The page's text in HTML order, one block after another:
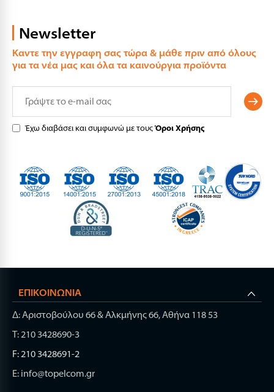
Newsletter
Καντε την εγγραφη σας τώρα & μάθε πριν από όλους
για τα νέα μας και όλα τα καινούργια προϊόντα
Έχω διαβάσει και συμφωνώ με τουςΌροι Χρήσης
ΕΠΙΚΟΙΝΩΝΊΑ
Δ: Αριστοβούλου 66 & Αλκμήνης 66, Αθήνα 118 53
Τ: 210 3428690-3
F: 210 3428691-2
E: info@topelcom.gr